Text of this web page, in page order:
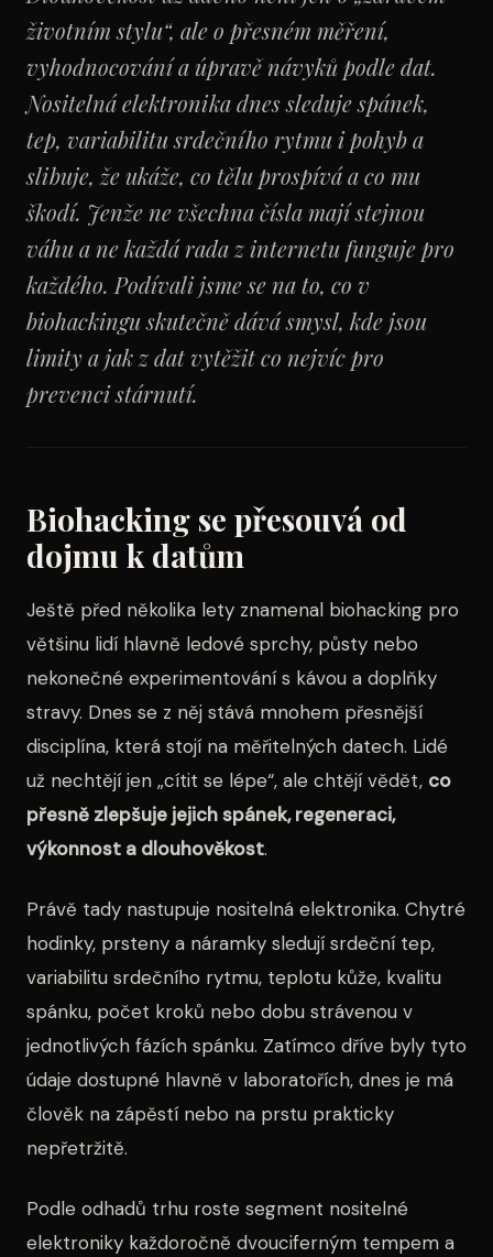
životním stylu“, ale o přesném měření,
vyhodnocování a úpravě návyků podle dat.
Nositelná elektronika dnes sleduje spánek,
tep, variabilitu srdečního rytmu i pohyb a
slibuje, že ukáže, co tělu prospívá a co mu
škodí. Jenže ne všechna čísla mají stejnou
váhu a ne každá rada z internetu funguje pro
každého. Podívali jsme se na to, co v
biohackingu skutečně dává smysl, kde jsou
limity a jak z dat vytěžit co nejvíc pro
prevenci stárnutí.
Biohacking se přesouvá od
dojmu k datům
Ještě před několika lety znamenal biohacking pro
většinu lidí hlavně ledové sprchy, půsty nebo
nekonečné experimentování s kávou a doplňky
stravy. Dnes se z něj stává mnohem přesnější
disciplína, která stojí na měřitelných datech. Lidé
už nechtějí jen „cítit se lépe“, ale chtějí vědět, co
přesně zlepšuje jejich spánek, regeneraci,
výkonnost a dlouhověkost.
Právě tady nastupuje nositelná elektronika. Chytré
hodinky, prsteny a náramky sledují srdeční tep,
variabilitu srdečního rytmu, teplotu kůže, kvalitu
spánku, počet kroků nebo dobu strávenou v
jednotlivých fázích spánku. Zatímco dříve byly tyto
údaje dostupné hlavně v laboratořích, dnes je má
člověk na zápěstí nebo na prstu prakticky
nepřetržitě.
Podle odhadů trhu roste segment nositelné
elektroniky každoročně dvouciferným tempem a